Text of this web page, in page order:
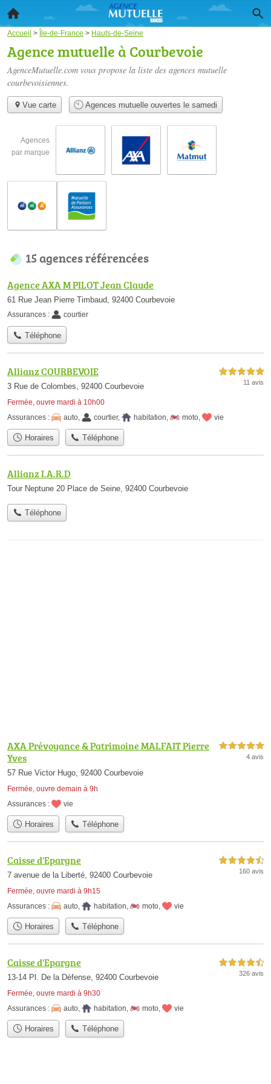
Accueil > Île-de-France > Hauts-de-Seine
Agence mutuelle à Courbevoie
AgenceMutuelle.com vous propose la liste des agences mutuelle
courbevoisiennes.
Vue carte Agences mutuelle ouvertes le samedi
Agences
par marque
15 agences référencées
Agence AXA M PILOT Jean Claude
61 Rue Jean Pierre Timbaud, 92400 Courbevoie
Assurances : courtier
Téléphone
Allianz COURBEVOIE
3 Rue de Colombes, 92400 Courbevoie
Fermée, ouvre mardi à 10h00
5,0 étoiles sur 5
11 avis
Assurances : auto courtier, habitation moto vie
Horaires Téléphone
Allianz I.A.R.D
Tour Neptune 20 Place de Seine, 92400 Courbevoie
Téléphone
AXA Prévoyance & Patrimoine MALFAIT Pierre
Yves
57 Rue Victor Hugo, 92400 Courbevoie
Fermée, ouvre demain à 9h
5,0 étoiles sur 5
4 avis
Assurances : vie
Horaires Téléphone
Caisse d'Epargne
7 avenue de la Liberté, 92400 Courbevoie
Fermée, ouvre mardi à 9h15
4,5 étoiles sur 5
160 avis
Assurances : auto, habitation, moto, vie
Horaires Téléphone
Caisse d'Epargne
13-14 Pl. De la Défense, 92400 Courbevoie
Fermée, ouvre mardi à 9h30
4,5 étoiles sur 5
326 avis
Assurances : auto, habitation, moto, vie
Horaires Téléphone